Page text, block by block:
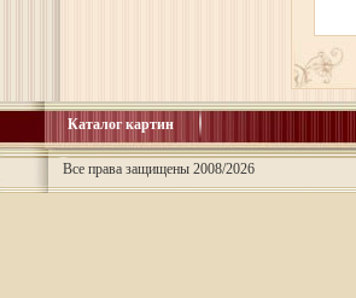
Каталог картин
Все права защищены 2008/2026